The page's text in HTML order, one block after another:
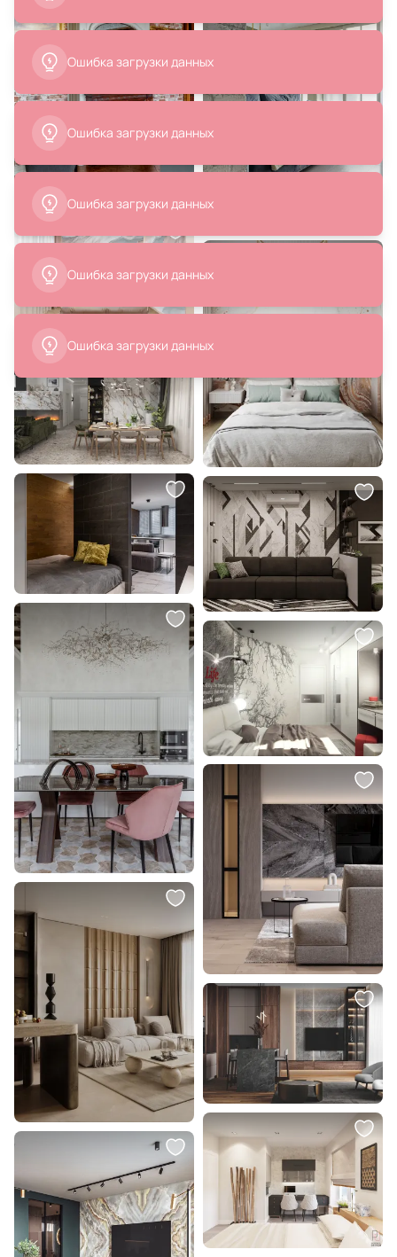
Ошибка загрузки данных
Ошибка загрузки данных
Ошибка загрузки данных
Ошибка загрузки данных
Ошибка загрузки данных